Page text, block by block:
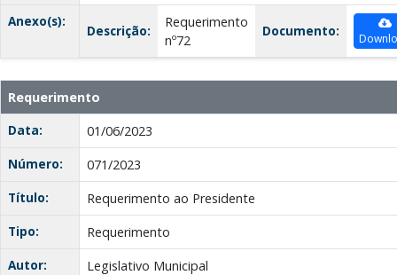
Anexo(s):
Descrição:
Requerimento
nº72
Documento:
Requerimento
Data:
01/06/2023
Número:
071/2023
Título:
Requerimento ao Presidente
Tipo:
Requerimento
Autor:
Legislativo Municipal